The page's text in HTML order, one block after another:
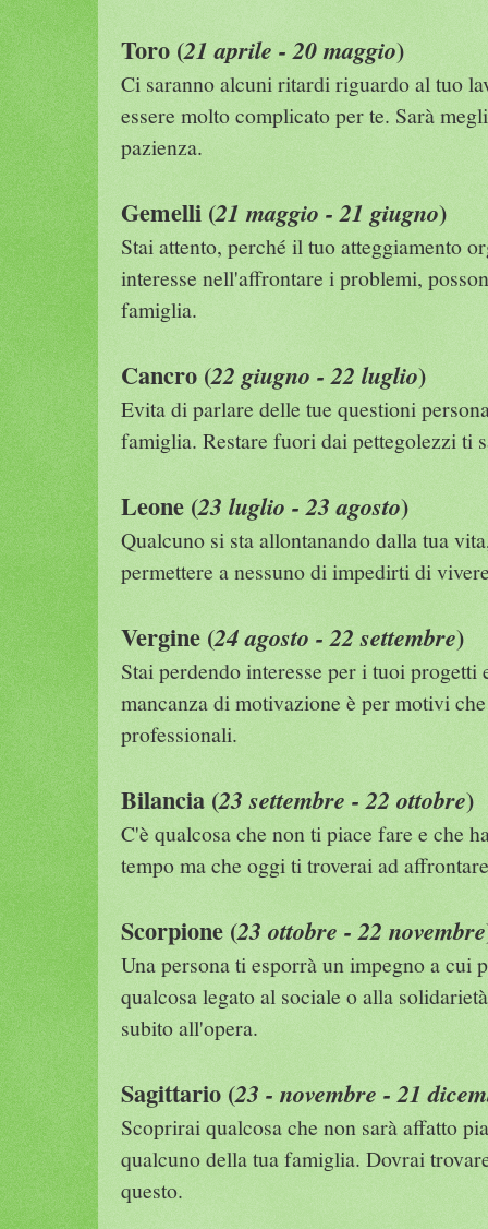
Toro (21 aprile - 20 maggio)
Ci saranno alcuni ritardi riguardo al tuo
essere molto complicato per te. Sarà
pazienza.
Gemelli (21 maggio - 21 giugno)
Stai attento, perché il tuo atteggiamento
interesse nell'affrontare i problemi,
famiglia.
Cancro (22 giugno - 22 luglio)
Evita di parlare delle tue questioni
famiglia. Restare fuori dai pettegolezzi ti
Leone (23 luglio - 23 agosto)
Qualcuno si sta allontanando dalla tua
permettere a nessuno di impedirti di
Vergine (24 agosto - 22 settembre)
Stai perdendo interesse per i tuoi progetti
mancanza di motivazione è per motivi
professionali.
Bilancia (23 settembre - 22 ottobre)
C'è qualcosa che non ti piace fare e che
tempo ma che oggi ti troverai ad
Scorpione (23 ottobre - 22 novembre
Una persona ti esporrà un impegno a cui
qualcosa legato al sociale o alla
subito all'opera.
Sagittario (23 - novembre - 21
Scoprirai qualcosa che non sarà affatto
qualcuno della tua famiglia. Dovrai
questo.